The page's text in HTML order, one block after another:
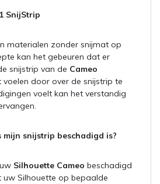
SnijStrip
materialen zonder snijmat op
kan het gebeuren dat er
snijstrip van de Cameo
door over de snijstrip te
voelt kan het verstandig
snijstrip beschadigd is?
Silhouette Cameo beschadigd
uw Silhouette op bepaalde